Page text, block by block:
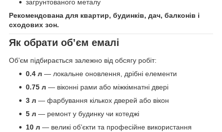
загрунтованого металу
Рекомендована для квартир, будинків, дач, балконів і
сходових зон.
Як обрати обʼєм емалі
Обʼєм підбирається залежно від обсягу робіт:
0.4 л — локальне оновлення, дрібні елементи
0.75 л — віконні рами або міжкімнатні двері
3 л — фарбування кількох дверей або вікон
5 л — ремонт у будинку чи котеджі
10 л — великі обʼєкти та професійне використання